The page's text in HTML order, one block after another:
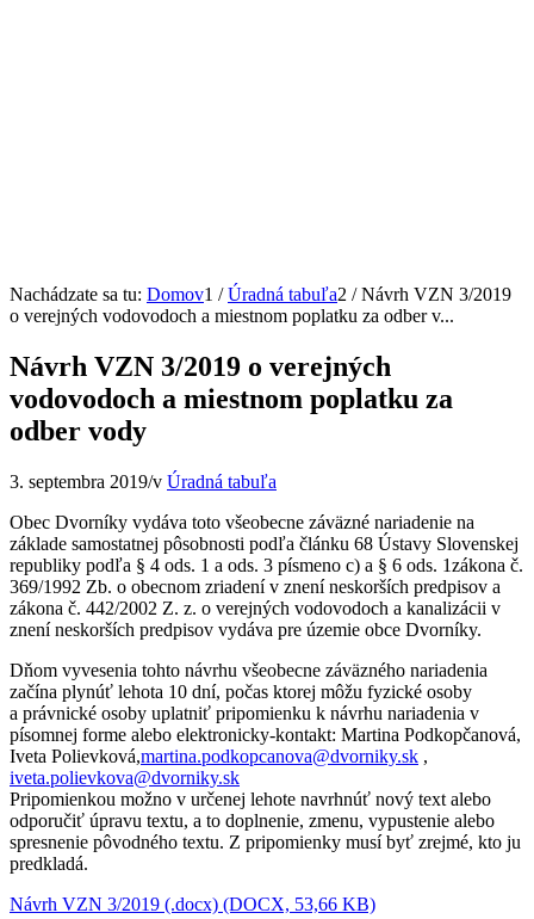
Nachádzate sa tu: Domov1 / Úradná tabuľa2 / Návrh VZN 3/2019
o verejných vodovodoch a miestnom poplatku za odber v...
Návrh VZN 3/2019 o verejných
vodovodoch a miestnom poplatku za
odber vody
3. septembra 2019/v Úradná tabuľa
Obec Dvorníky vydáva toto všeobecne záväzné nariadenie na
základe samostatnej pôsobnosti podľa článku 68 Ústavy Slovenskej
republiky podľa § 4 ods. 1 a ods. 3 písmeno c) a § 6 ods. 1zákona č.
369/1992 Zb. o obecnom zriadení v znení neskorších predpisov a
zákona č. 442/2002 Z. z. o verejných vodovodoch a kanalizácii v
znení neskorších predpisov vydáva pre územie obce Dvorníky.
Dňom vyvesenia tohto návrhu všeobecne záväzného nariadenia
začína plynúť lehota 10 dní, počas ktorej môžu fyzické osoby
a právnické osoby uplatniť pripomienku k návrhu nariadenia v
písomnej forme alebo elektronicky-kontakt: Martina Podkopčanová,
Iveta Polievková,martina.podkopcanova@dvorniky.sk ,
iveta.polievkova@dvorniky.sk
Pripomienkou možno v určenej lehote navrhnúť nový text alebo
odporučiť úpravu textu, a to doplnenie, zmenu, vypustenie alebo
spresnenie pôvodného textu. Z pripomienky musí byť zrejmé, kto ju
predkladá.
Návrh VZN 3/2019 (.docx) (DOCX, 53,66 KB)